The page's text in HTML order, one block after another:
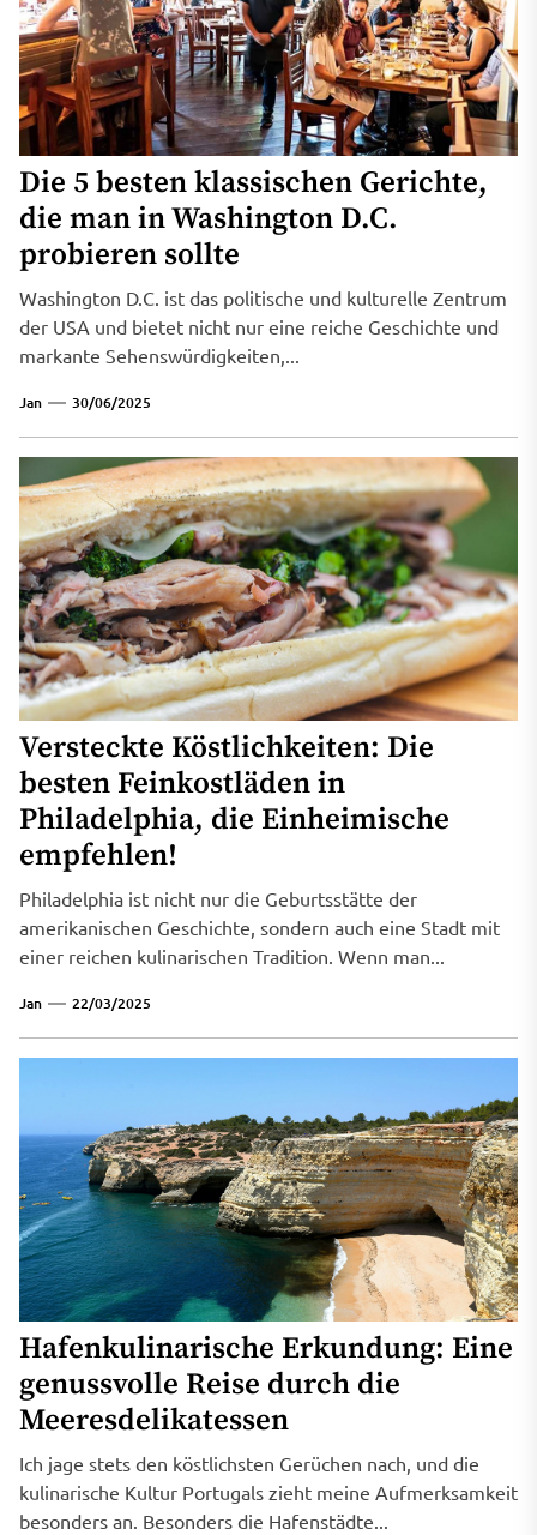
Die 5 besten klassischen Gerichte,
die man in Washington D.C.
probieren sollte
Washington D.C. ist das politische und kulturelle Zentrum
der USA und bietet nicht nur eine reiche Geschichte und
markante Sehenswürdigkeiten,...
Jan 30/06/2025
Versteckte Köstlichkeiten: Die
besten Feinkostläden in
Philadelphia, die Einheimische
empfehlen!
Philadelphia ist nicht nur die Geburtsstätte der
amerikanischen Geschichte, sondern auch eine Stadt mit
einer reichen kulinarischen Tradition. Wenn man...
Jan 22/03/2025
Hafenkulinarische Erkundung: Eine
genussvolle Reise durch die
Meeresdelikatessen
Ich jage stets den köstlichsten Gerüchen nach, und die
kulinarische Kultur Portugals zieht meine Aufmerksamkeit
besonders an. Besonders die Hafenstädte...